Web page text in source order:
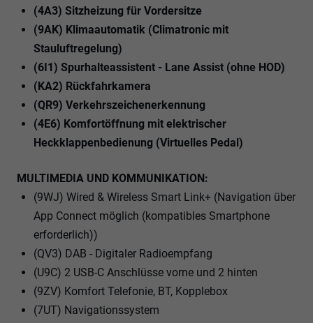
(4A3) Sitzheizung für Vordersitze
(9AK) Klimaautomatik (Climatronic mit
Stauluftregelung)
(6I1) Spurhalteassistent - Lane Assist (ohne HOD)
(KA2) Rückfahrkamera
(QR9) Verkehrszeichenerkennung
(4E6) Komfortöffnung mit elektrischer
Heckklappenbedienung (Virtuelles Pedal)
MULTIMEDIA UND KOMMUNIKATION:
(9WJ) Wired & Wireless Smart Link+ (Navigation über
App Connect möglich (kompatibles Smartphone
erforderlich))
(QV3) DAB - Digitaler Radioempfang
(U9C) 2 USB-C Anschlüsse vorne und 2 hinten
(9ZV) Komfort Telefonie, BT, Kopplebox
(7UT) Navigationssystem